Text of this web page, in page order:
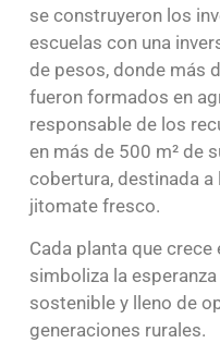
se construyeron los
escuelas con una
de pesos, donde más
fueron formados en
responsable de los
en más de 500 m² de
cobertura, destinada
jitomate fresco.
Cada planta que
simboliza la
sostenible y lleno de
generaciones rurales.